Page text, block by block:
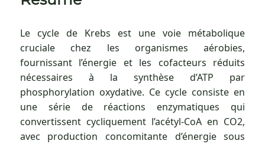
Le cycle de Krebs est une voie métabolique
cruciale chez les organismes aérobies,
fournissant l’énergie et les cofacteurs réduits
nécessaires à la synthèse d’ATP par
phosphorylation oxydative. Ce cycle consiste en
une série de réactions enzymatiques qui
convertissent cycliquement l’acétyl-CoA en CO2,
avec production concomitante d’énergie sous